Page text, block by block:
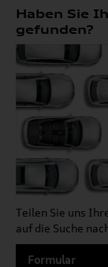
Haben Sie
gefunden?
Teilen Sie uns
auf die Suche
Formular